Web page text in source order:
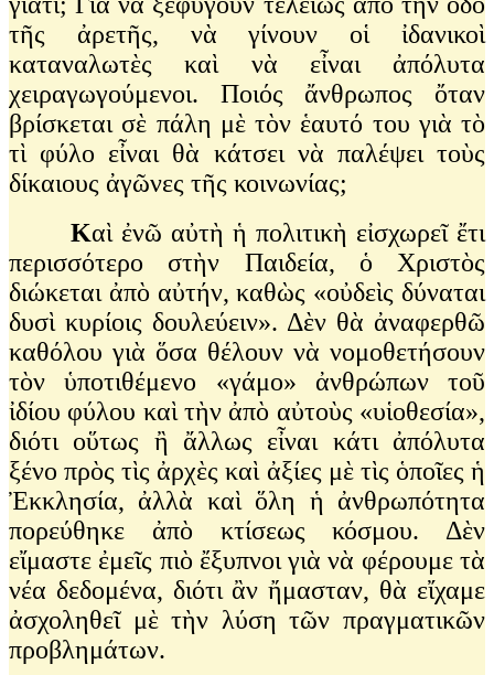
τῆς ἀρετῆς, νὰ γίνουν οἱ ἰδανικοὶ
καταναλωτὲς καὶ νὰ εἶναι ἀπόλυτα
χειραγωγούμενοι. Ποιός ἄνθρωπος ὄταν
βρίσκεται σὲ πάλη μὲ τὸν ἑαυτό του γιὰ τὸ
τὶ φύλο εἶναι θὰ κάτσει νὰ παλέψει τοὺς
δίκαιους ἀγῶνες τῆς κοινωνίας;
Καὶ ἐνῶ αὐτὴ ἡ πολιτικὴ εἰσχωρεῖ ἔτι
περισσότερο στὴν Παιδεία, ὁ Χριστὸς
διώκεται ἀπὸ αὐτήν, καθὼς «οὐδεὶς δύναται
δυσὶ κυρίοις δουλεύειν». Δὲν θὰ ἀναφερθῶ
καθόλου γιὰ ὅσα θέλουν νὰ νομοθετήσουν
τὸν ὑποτιθέμενο «γάμο» ἀνθρώπων τοῦ
ἰδίου φύλου καὶ τὴν ἀπὸ αὐτοὺς «υἱοθεσία»,
διότι οὕτως ἢ ἄλλως εἶναι κάτι ἀπόλυτα
ξένο πρὸς τὶς ἀρχὲς καὶ ἀξίες μὲ τὶς ὁποῖες ἡ
Ἐκκλησία, ἀλλὰ καὶ ὅλη ἡ ἀνθρωπότητα
πορεύθηκε ἀπὸ κτίσεως κόσμου. Δὲν
εἴμαστε ἐμεῖς πιὸ ἔξυπνοι γιὰ νὰ φέρουμε τὰ
νέα δεδομένα, διότι ἂν ἤμασταν, θὰ εἴχαμε
ἀσχοληθεῖ μὲ τὴν λύση τῶν πραγματικῶν
προβλημάτων.